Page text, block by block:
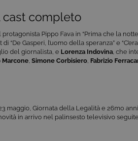
cast completo
Pippo Fava in “Prima che la
“De Gasperi, l’uomo della speranza” e
del giornalista, e Lorenza Indovina, che
Marcone, Simone Corbisiero, Fabrizio
maggio, Giornata della Legalità e 26mo
in arrivo nel palinsesto televisivo